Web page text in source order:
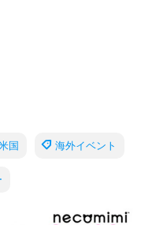
国 海外イベント